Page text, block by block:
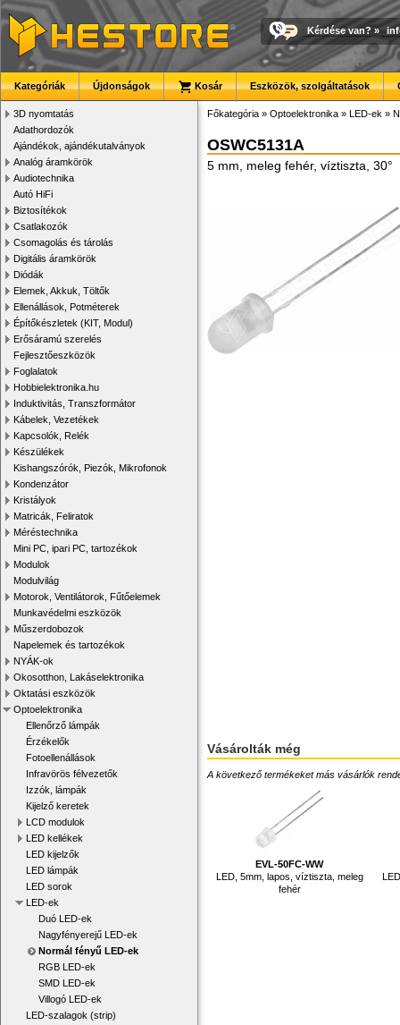
Kérdése van? »
Kategóriák Újdonságok Kosár Eszközök, szolgáltatások
3D nyomtatás
Adathordozók
Ajándékok, ajándékutalványok
Analóg áramkörök
Audiotechnika
Autó HiFi
Biztosítékok
Csatlakozók
Csomagolás és tárolás
Digitális áramkörök
Diódák
Elemek, Akkuk, Töltők
Ellenállások, Potméterek
Építőkészletek (KIT, Modul)
Erősáramú szerelés
Fejlesztőeszközök
Foglalatok
Hobbielektronika.hu
Induktivitás, Transzformátor
Kábelek, Vezetékek
Kapcsolók, Relék
Készülékek
Kishangszórók, Piezók, Mikrofonok
Kondenzátor
Kristályok
Matricák, Feliratok
Méréstechnika
Mini PC, ipari PC, tartozékok
Modulok
Modulvilág
Motorok, Ventilátorok, Fűtőelemek
Munkavédelmi eszközök
Műszerdobozok
Napelemek és tartozékok
NYÁK-ok
Okosotthon, Lakáselektronika
Oktatási eszközök
Optoelektronika
Ellenőrző lámpák
Érzékelők
Fotoellenállások
Infravörös félvezetők
Izzók, lámpák
Kijelző keretek
LCD modulok
LED kellékek
LED kijelzők
LED lámpák
LED sorok
LED-ek
Duó LED-ek
Nagyfényerejű LED-ek
Normál fényű LED-ek
RGB LED-ek
SMD LED-ek
Villogó LED-ek
LED-szalagok (strip)
Főkategória » Optoelektronika » LED-ek »
OSWC5131A
5 mm, meleg fehér, víztiszta, 30°
Vásárolták még
A következő termékeket más vásárlók
EVL-50FC-WW
LED, 5mm, lapos, víztiszta, meleg
fehér